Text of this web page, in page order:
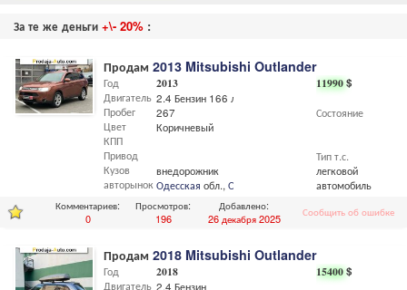
За те же деньги +\- 20% :
Продам 2013 Mitsubishi Outlander
11990$
Состояние
Тип т.с.
легковой
автомобиль
Год
Двигатель
Пробег
Цвет
КПП
Привод
Кузов
авторынок
2013
2.4 Бензин 166 л.с
267
Коричневый
внедорожник
Одесская обл.,Одесса
Комментариев:
0
Просмотров:
196
Добавлено:
26 декабря 2025
Сообщить об ошибке
Продам 2018 Mitsubishi Outlander
15400$
Год
Двигатель
2018
2.4 Бензин